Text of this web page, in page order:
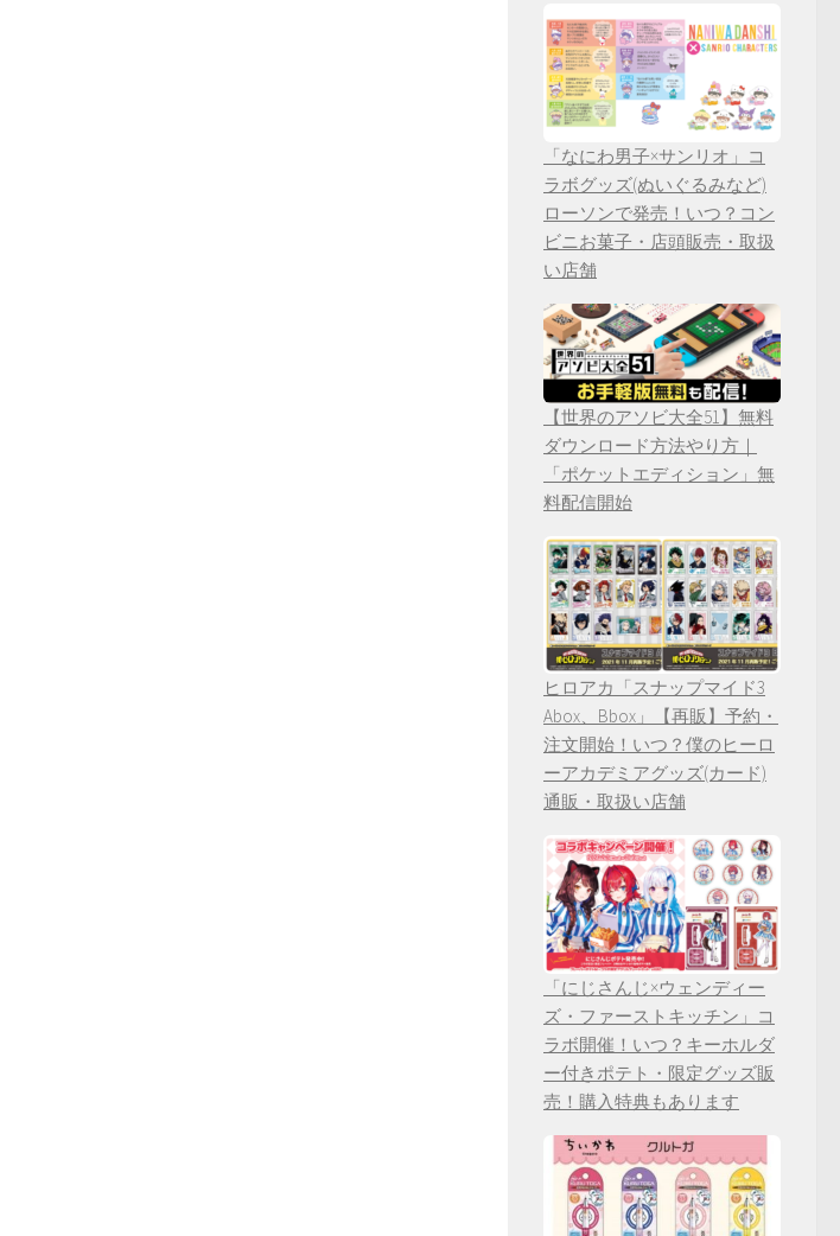
「なにわ男子×サンリオ」コ
ラボグッズ(ぬいぐるみなど)
ローソンで発売！いつ？コン
ビニお菓子・店頭販売・取扱
い店舗
【世界のアソビ大全51】無料
ダウンロード方法やり方｜
「ポケットエディション」無
料配信開始
ヒロアカ「スナップマイド3
Abox、Bbox」【再販】予約・
注文開始！いつ？僕のヒーロ
ーアカデミアグッズ(カード)
通販・取扱い店舗
「にじさんじ×ウェンディー
ズ・ファーストキッチン」コ
ラボ開催！いつ？キーホルダ
ー付きポテト・限定グッズ販
売！購入特典もあります